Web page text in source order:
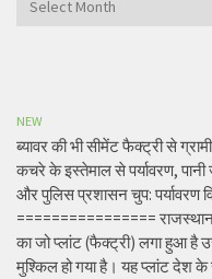
NEW
ब्यावर की भी सीमेंट फैक्ट्री से
कचरे के इस्तेमाल से पर्यावरण,
और पुलिस प्रशासन चुप: पर्यावरण
================
का जो प्लांट (फैक्ट्री) लगा हुआ है
मुश्किल हो गया है। यह प्लांट देश के